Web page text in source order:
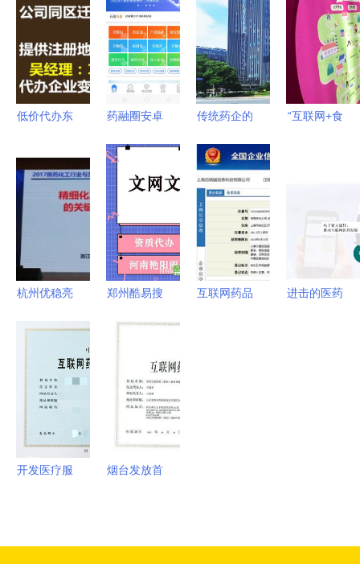
低价代办东
许可证？警
惕背后的风
险与合规陷
药融圈安卓
造药圈智能
化一站式资
料查阅服务
传统药企的
线下发展25
年后，全面
拥抱互联网
医院与药品
互联网信息
服务
“互联网+食
互联网信息
杭州优稳亮
与互联网融
合创新大
会，以智能
方案赋能行
业数字化转
型
郑州酷易搜
联网信息服
务资质与行
业发展
互联网药品
进击的医药
开发医疗服
烟台发放首